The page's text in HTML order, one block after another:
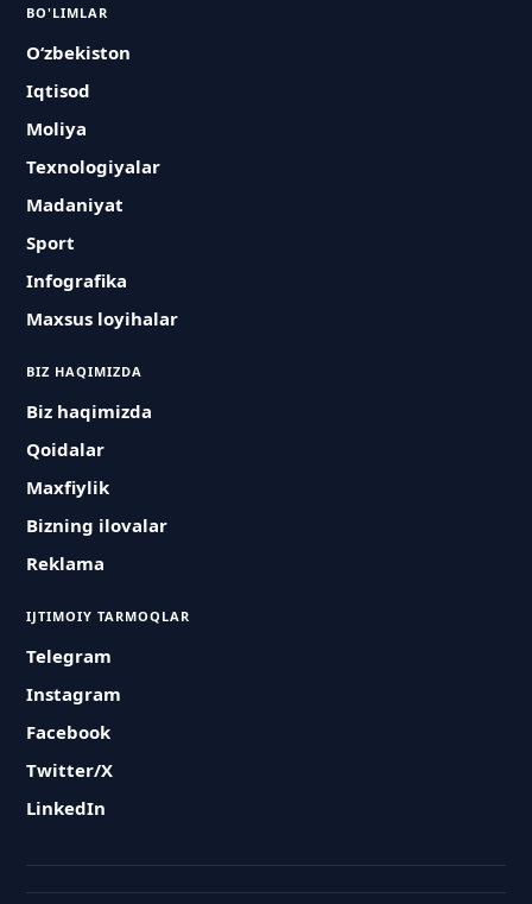
BO'LIMLAR
O‘zbekiston
Iqtisod
Moliya
Texnologiyalar
Madaniyat
Sport
Infografika
Maxsus loyihalar
BIZ HAQIMIZDA
Biz haqimizda
Qoidalar
Maxfiylik
Bizning ilovalar
Reklama
IJTIMOIY TARMOQLAR
Telegram
Instagram
Facebook
Twitter/X
LinkedIn